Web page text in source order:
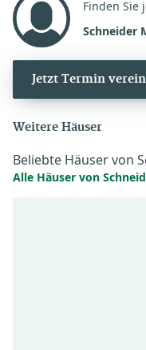
Finden Sie
Schneider
Jetzt Termin
Weitere Häuser
Beliebte Häuser von
Alle Häuser von